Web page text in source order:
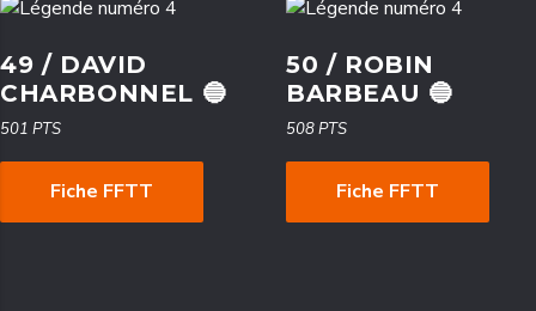
49 / DAVID
CHARBONNEL 🔵
501 PTS
Fiche FFTT
50 / ROBIN
BARBEAU 🔵
508 PTS
Fiche FFTT